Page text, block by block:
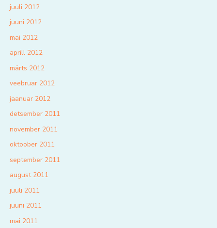
juuli 2012
juuni 2012
mai 2012
aprill 2012
märts 2012
veebruar 2012
jaanuar 2012
detsember 2011
november 2011
oktoober 2011
september 2011
august 2011
juuli 2011
juuni 2011
mai 2011